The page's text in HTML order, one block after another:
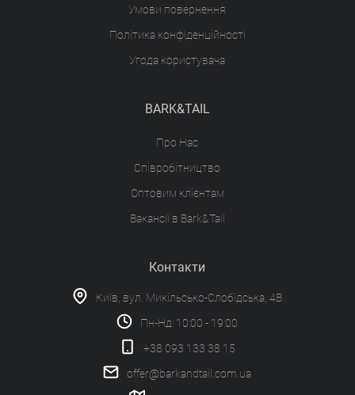
Умови повернення
Політика конфіденційності
Угода користувача
BARK&TAIL
Про Нас
Співробітництво
Оптовим клієнтам
Вакансії в Bark&Tail
Контакти
Київ, вул. Микільсько-Слобідська, 4В
Пн-Нд: 10:00 - 19:00
+38 093 133 38 15
offer@barkandtail.com.ua